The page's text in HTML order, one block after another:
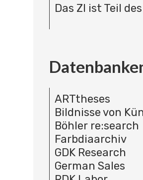
Das ZI ist Teil
ARTtheses
Bildnisse von
Böhler re:search
Farbdiaarchiv
GDK Research
German Sales